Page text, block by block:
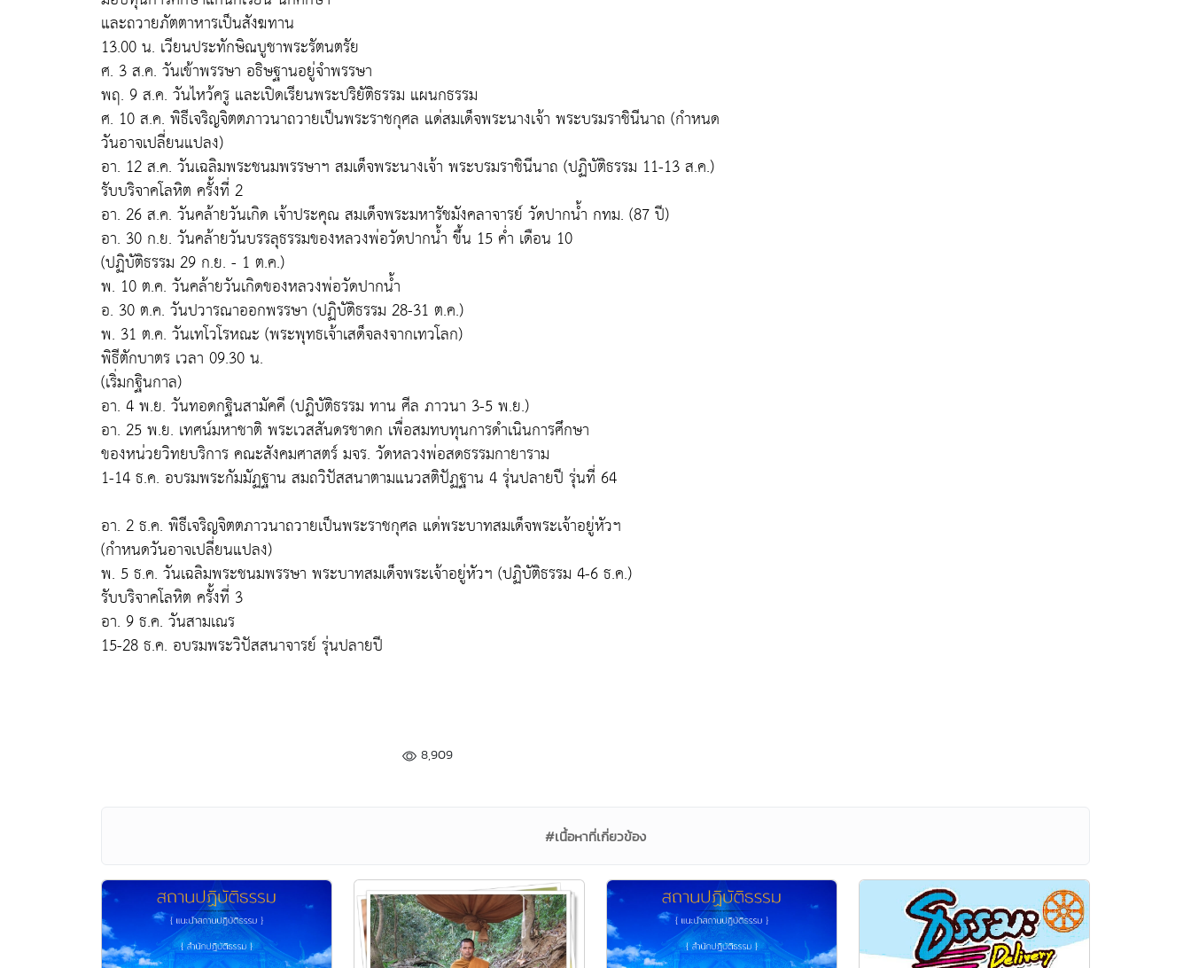
และถวายภัตตาหารเป็นสังฆทาน
13.00 น. เวียนประทักษิณบูชาพระรัตนตรัย
ศ. 3 ส.ค. วันเข้าพรรษา อธิษฐานอยู่จำพรรษา
พฤ. 9 ส.ค. วันไหว้ครู และเปิดเรียนพระปริยัติธรรม แผนกธรรม
ศ. 10 ส.ค. พิธีเจริญจิตตภาวนาถวายเป็นพระราชกุศล แด่สมเด็จพระนางเจ้า พระบรมราชินีนาถ (กำหนด
วันอาจเปลี่ยนแปลง)
อา. 12 ส.ค. วันเฉลิมพระชนมพรรษาฯ สมเด็จพระนางเจ้า พระบรมราชินีนาถ (ปฏิบัติธรรม 11-13 ส.ค.)
รับบริจาคโลหิต ครั้งที่ 2
อา. 26 ส.ค. วันคล้ายวันเกิด เจ้าประคุณ สมเด็จพระมหารัชมังคลาจารย์ วัดปากน้ำ กทม. (87 ปี)
อา. 30 ก.ย. วันคล้ายวันบรรลุธรรมของหลวงพ่อวัดปากน้ำ ขึ้น 15 ค่ำ เดือน 10
(ปฏิบัติธรรม 29 ก.ย. - 1 ต.ค.)
พ. 10 ต.ค. วันคล้ายวันเกิดของหลวงพ่อวัดปากน้ำ
อ. 30 ต.ค. วันปวารณาออกพรรษา (ปฏิบัติธรรม 28-31 ต.ค.)
พ. 31 ต.ค. วันเทโวโรหณะ (พระพุทธเจ้าเสด็จลงจากเทวโลก)
พิธีตักบาตร เวลา 09.30 น.
(เริ่มกฐินกาล)
อา. 4 พ.ย. วันทอดกฐินสามัคคี (ปฏิบัติธรรม ทาน ศีล ภาวนา 3-5 พ.ย.)
อา. 25 พ.ย. เทศน์มหาชาติ พระเวสสันดรชาดก เพื่อสมทบทุนการดำเนินการศึกษา
ของหน่วยวิทยบริการ คณะสังคมศาสตร์ มจร. วัดหลวงพ่อสดธรรมกายาราม
1-14 ธ.ค. อบรมพระกัมมัฏฐาน สมถวิปัสสนาตามแนวสติปัฏฐาน 4 รุ่นปลายปี รุ่นที่ 64
อา. 2 ธ.ค. พิธีเจริญจิตตภาวนาถวายเป็นพระราชกุศล แด่พระบาทสมเด็จพระเจ้าอยู่หัวฯ
(กำหนดวันอาจเปลี่ยนแปลง)
พ. 5 ธ.ค. วันเฉลิมพระชนมพรรษา พระบาทสมเด็จพระเจ้าอยู่หัวฯ (ปฏิบัติธรรม 4-6 ธ.ค.)
รับบริจาคโลหิต ครั้งที่ 3
อา. 9 ธ.ค. วันสามเณร
15-28 ธ.ค. อบรมพระวิปัสสนาจารย์ รุ่นปลายปี
8,909
#เนื้อหาที่เกี่ยวข้อง